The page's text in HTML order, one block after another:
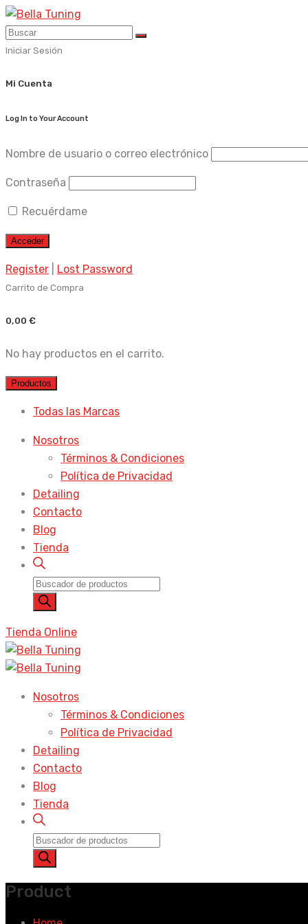
Skip
to
content
Iniciar Sesión
Mi Cuenta
Log In to Your Account
Nombre de usuario o correo electrónico
Contraseña
Recuérdame
Register Lost Password
Carrito de Compra
0,00 €
No hay productos en el carrito.
Productos
Todas las Marcas
Nosotros
Términos & Condiciones
Política de Privacidad
Detailing
Contacto
Blog
Tienda
Búsqueda
de
Tienda Online
Nosotros
Términos & Condiciones
Política de Privacidad
Detailing
Contacto
Blog
Tienda
Búsqueda
de
Product